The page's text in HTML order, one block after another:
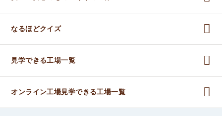
なるほどクイズ
見学できる工場一覧
オンライン工場見学できる工場一覧